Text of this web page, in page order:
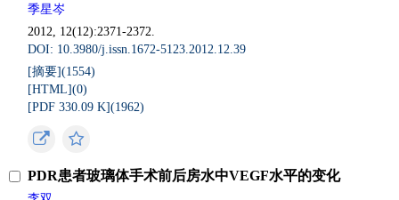
季星岑
2012, 12(12):2371-2372.
DOI: 10.3980/j.issn.1672-5123.2012.12.39
[摘要](1554)
[HTML](0)
[PDF 330.09 K](1962)
PDR患者玻璃体手术前后房水中VEGF水平的变化